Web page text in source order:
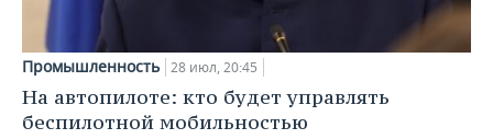
Промышленность 28 июл, 20:45
На автопилоте: кто будет управлять
беспилотной мобильностью